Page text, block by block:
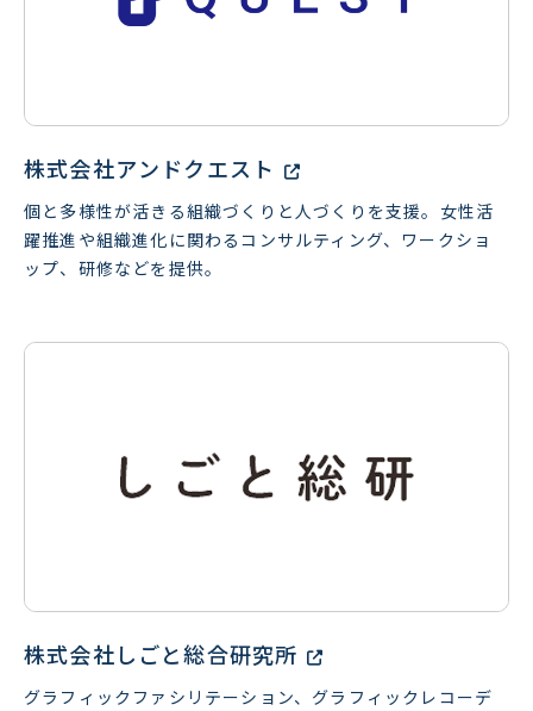
株式会社アンドクエスト
個と多様性が活きる組織づくりと人づくりを支援。女性活
躍推進や組織進化に関わるコンサルティング、ワークショ
ップ、研修などを提供。
株式会社しごと総合研究所
グラフィックファシリテーション、グラフィックレコーデ